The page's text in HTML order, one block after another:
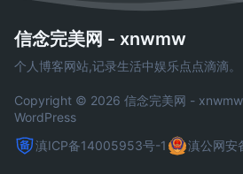
信念完美网 - xnwmw
个人博客网站,记录生活中娱乐点点滴滴。
Copyright © 2026 信念完美网 - xnwmw
WordPress
滇ICP备14005953号-1
滇公网